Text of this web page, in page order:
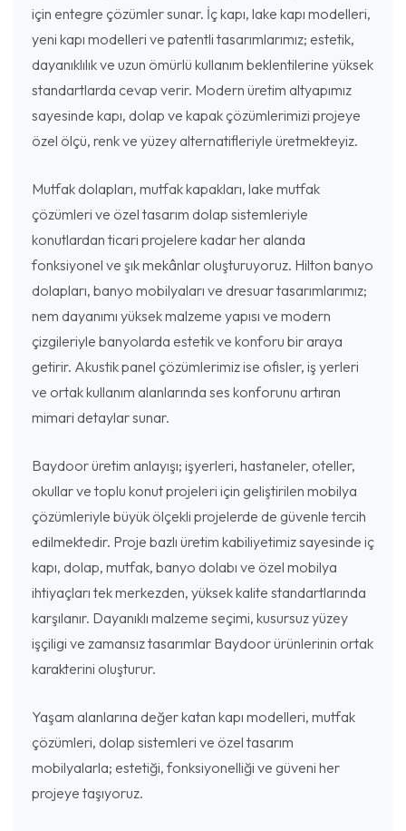
için entegre çözümler sunar. İç kapı, lake kapı modelleri,
yeni kapı modelleri ve patentli tasarımlarımız; estetik,
dayanıklılık ve uzun ömürlü kullanım beklentilerine yüksek
standartlarda cevap verir. Modern üretim altyapımız
sayesinde kapı, dolap ve kapak çözümlerimizi projeye
özel ölçü, renk ve yüzey alternatifleriyle üretmekteyiz.
Mutfak dolapları, mutfak kapakları, lake mutfak
çözümleri ve özel tasarım dolap sistemleriyle
konutlardan ticari projelere kadar her alanda
fonksiyonel ve şık mekânlar oluşturuyoruz. Hilton banyo
dolapları, banyo mobilyaları ve dresuar tasarımlarımız;
nem dayanımı yüksek malzeme yapısı ve modern
çizgileriyle banyolarda estetik ve konforu bir araya
getirir. Akustik panel çözümlerimiz ise ofisler, iş yerleri
ve ortak kullanım alanlarında ses konforunu artıran
mimari detaylar sunar.
Baydoor üretim anlayışı; işyerleri, hastaneler, oteller,
okullar ve toplu konut projeleri için geliştirilen mobilya
çözümleriyle büyük ölçekli projelerde de güvenle tercih
edilmektedir. Proje bazlı üretim kabiliyetimiz sayesinde iç
kapı, dolap, mutfak, banyo dolabı ve özel mobilya
ihtiyaçları tek merkezden, yüksek kalite standartlarında
karşılanır. Dayanıklı malzeme seçimi, kusursuz yüzey
işçiligi ve zamansız tasarımlar Baydoor ürünlerinin ortak
karakterini oluşturur.
Yaşam alanlarına değer katan kapı modelleri, mutfak
çözümleri, dolap sistemleri ve özel tasarım
mobilyalarla; estetiği, fonksiyonelliği ve güveni her
projeye taşıyoruz.